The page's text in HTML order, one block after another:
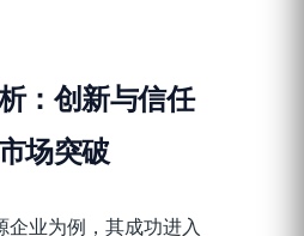
：创新与信任
场突破
企业为例，其成功进入